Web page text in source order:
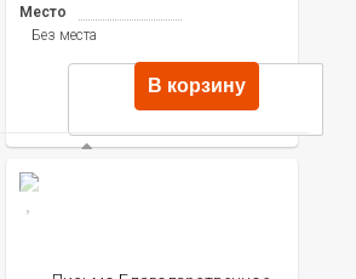
Место
Без места
В корзину